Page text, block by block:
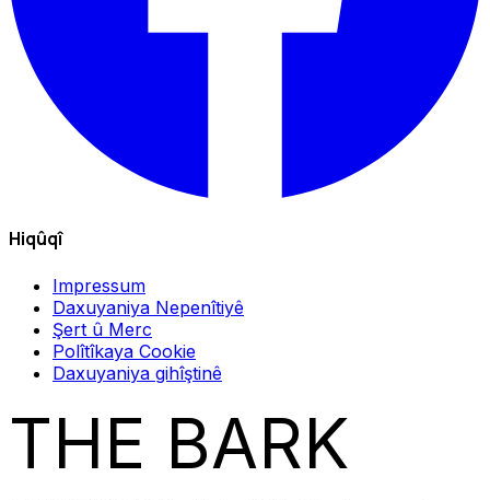
Hiqûqî
Impressum
Daxuyaniya Nepenîtiyê
Şert û Merc
Polîtîkaya Cookie
Daxuyaniya gihîştinê
THE BARK